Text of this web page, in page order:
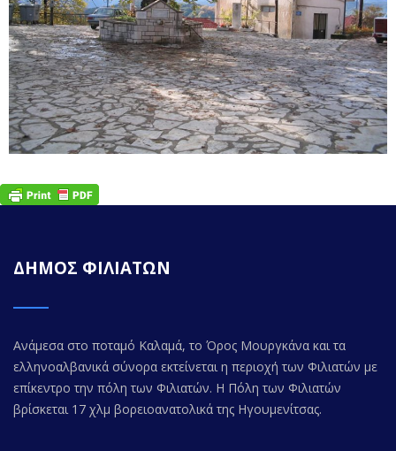
ΔΗΜΟΣ ΦΙΛΙΑΤΩΝ
Ανάμεσα στο ποταμό Καλαμά, το Όρος Μουργκάνα και τα
ελληνοαλβανικά σύνορα εκτείνεται η περιοχή των Φιλιατών με
επίκεντρο την πόλη των Φιλιατών. Η Πόλη των Φιλιατών
βρίσκεται 17 χλμ βορειοανατολικά της Ηγουμενίτσας.